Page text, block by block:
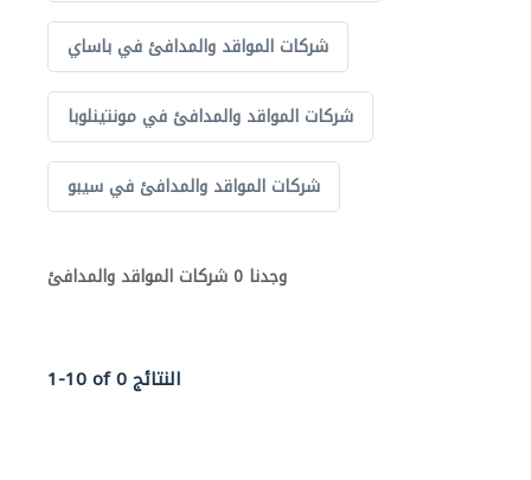
شركات المواقد والمدافئ في باساي
شركات المواقد والمدافئ في مونتينلوبا
شركات المواقد والمدافئ في سيبو
وجدنا 0 شركات المواقد والمدافئ
1-10 of 0 النتائج